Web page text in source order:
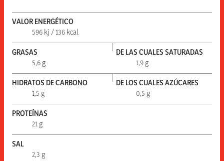
VALOR ENERGÉTICO
596 kj / 136 kcal
GRASAS
5,6 g
DE LAS CUALES SATURADAS
1,9 g
HIDRATOS DE CARBONO
1,5 g
DE LOS CUALES AZÚCARES
0,5 g
PROTEÍNAS
21 g
SAL
2,3 g